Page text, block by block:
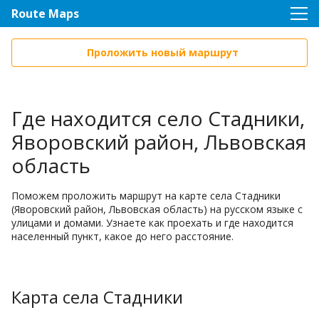
Route Maps
Проложить новый маршрут
Где находится село Стадники,
Яворовский район, Львовская
область
Поможем проложить маршрут на карте села Стадники
(Яворовский район, Львовская область) на русском языке с
улицами и домами. Узнаете как проехать и где находится
населенный пункт, какое до него расстояние.
Карта села Стадники